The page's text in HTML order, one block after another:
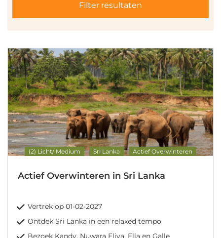
Filter resultaten
(2) Licht/ Medium Sri Lanka Actief Overwinteren
Actief Overwinteren in Sri Lanka
Vertrek op 01-02-2027
Ontdek Sri Lanka in een relaxed tempo
Bezoek Kandy, Nuwara Eliya, Ella en Galle